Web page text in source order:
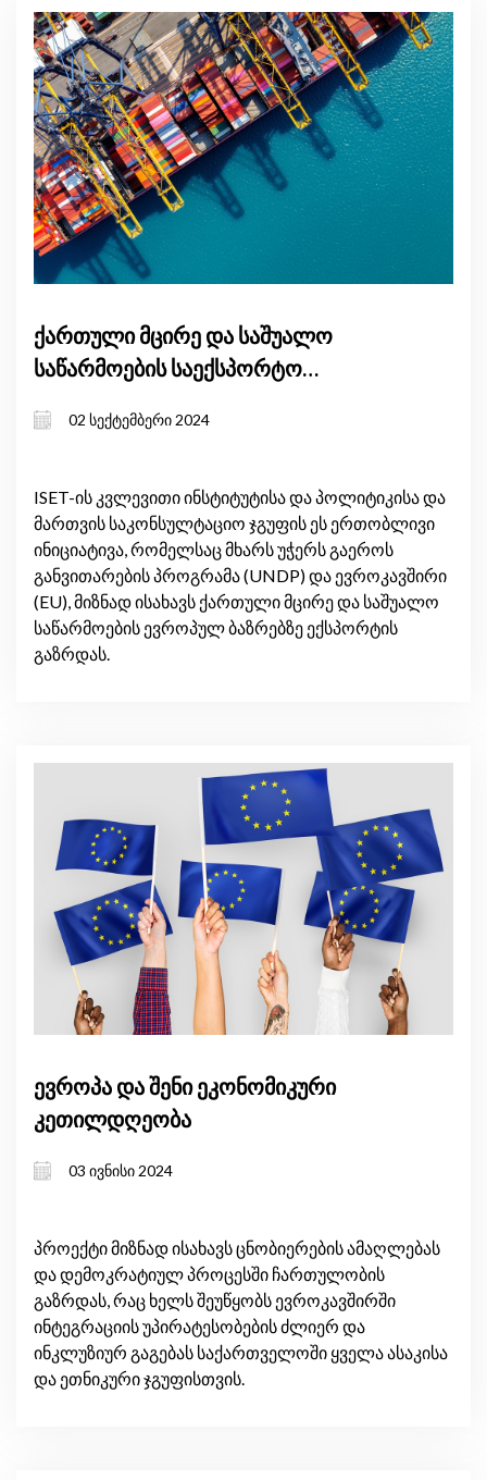
ქართული მცირე და საშუალო
საწარმოების საექსპორტო
სექტორებში
02 სექტემბერი 2024
ISET-ის კვლევითი ინსტიტუტისა და პოლიტიკისა და
მართვის საკონსულტაციო ჯგუფის ეს ერთობლივი
ინიციატივა, რომელსაც მხარს უჭერს გაეროს
განვითარების პროგრამა (UNDP) და ევროკავშირი
(EU), მიზნად ისახავს ქართული მცირე და საშუალო
საწარმოების ევროპულ ბაზრებზე ექსპორტის
გაზრდას.
ევროპა და შენი ეკონომიკური
კეთილდღეობა
03 ივნისი 2024
პროექტი მიზნად ისახავს ცნობიერების ამაღლებას
და დემოკრატიულ პროცესში ჩართულობის
გაზრდას, რაც ხელს შეუწყობს ევროკავშირში
ინტეგრაციის უპირატესობების ძლიერ და
ინკლუზიურ გაგებას საქართველოში ყველა ასაკისა
და ეთნიკური ჯგუფისთვის.